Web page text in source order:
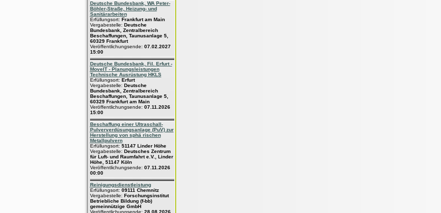
Deutsche Bundesbank, WA Peter-
Böhler-Straße, Heizung- und
Sanitärarbeiten
Erfüllungsort: Frankfurt am Main
Vergabestelle: Deutsche
Bundesbank, Zentralbereich
Beschaffungen, Taunusanlage 5,
60329 Frankfurt
Veröffentlichungsende: 07.02.2027
15:00
Deutsche Bundesbank, Fil. Erfurt -
MoveIT - Planungsleistungen
Technische Ausrüstung HKLS
Erfüllungsort: Erfurt
Vergabestelle: Deutsche
Bundesbank, Zentralbereich
Beschaffungen, Taunusanlage 5,
60329 Frankfurt am Main
Veröffentlichungsende: 07.11.2026
15:00
Beschaffung einer Ultraschall-
Pulververdüsungsanlage (PuV) zur
Herstellung von sphä rischen
Metallpulvern
Erfüllungsort: 51147 Linder Höhe
Vergabestelle: Deutsches Zentrum
für Luft- und Raumfahrt e.V., Linder
Höhe, 51147 Köln
Veröffentlichungsende: 07.11.2026
00:00
Reinigungsdienstleistung
Erfüllungsort: 09111 Chemnitz
Vergabestelle: Forschungsinstitut
Betriebliche Bildung (f-bb)
gemeinnützige GmbH
Veröffentlichungsende: 28.08.2026